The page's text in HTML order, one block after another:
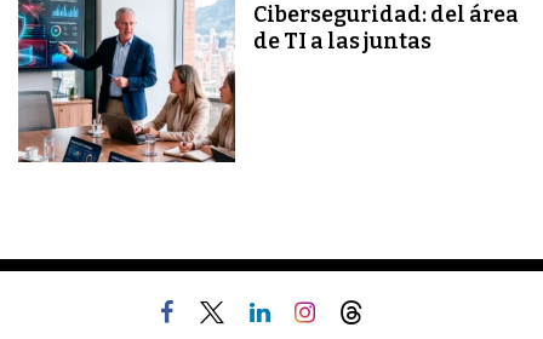
Ciberseguridad: del área
de TI a las juntas